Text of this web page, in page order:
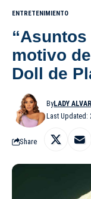
ENTRETENIMIENTO
motivo
Doll de
Last Updated:
ByLADY
Share